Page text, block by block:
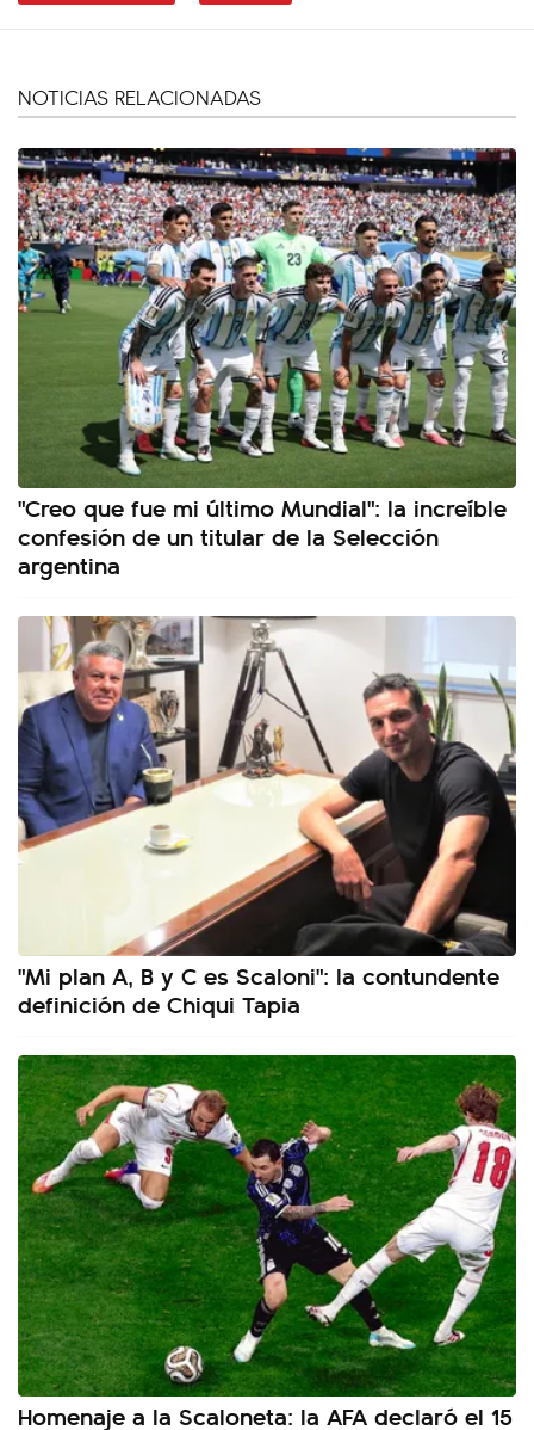
NOTICIAS RELACIONADAS
"Creo que fue mi último Mundial": la increíble
confesión de un titular de la Selección
argentina
"Mi plan A, B y C es Scaloni": la contundente
definición de Chiqui Tapia
Homenaje a la Scaloneta: la AFA declaró el 15